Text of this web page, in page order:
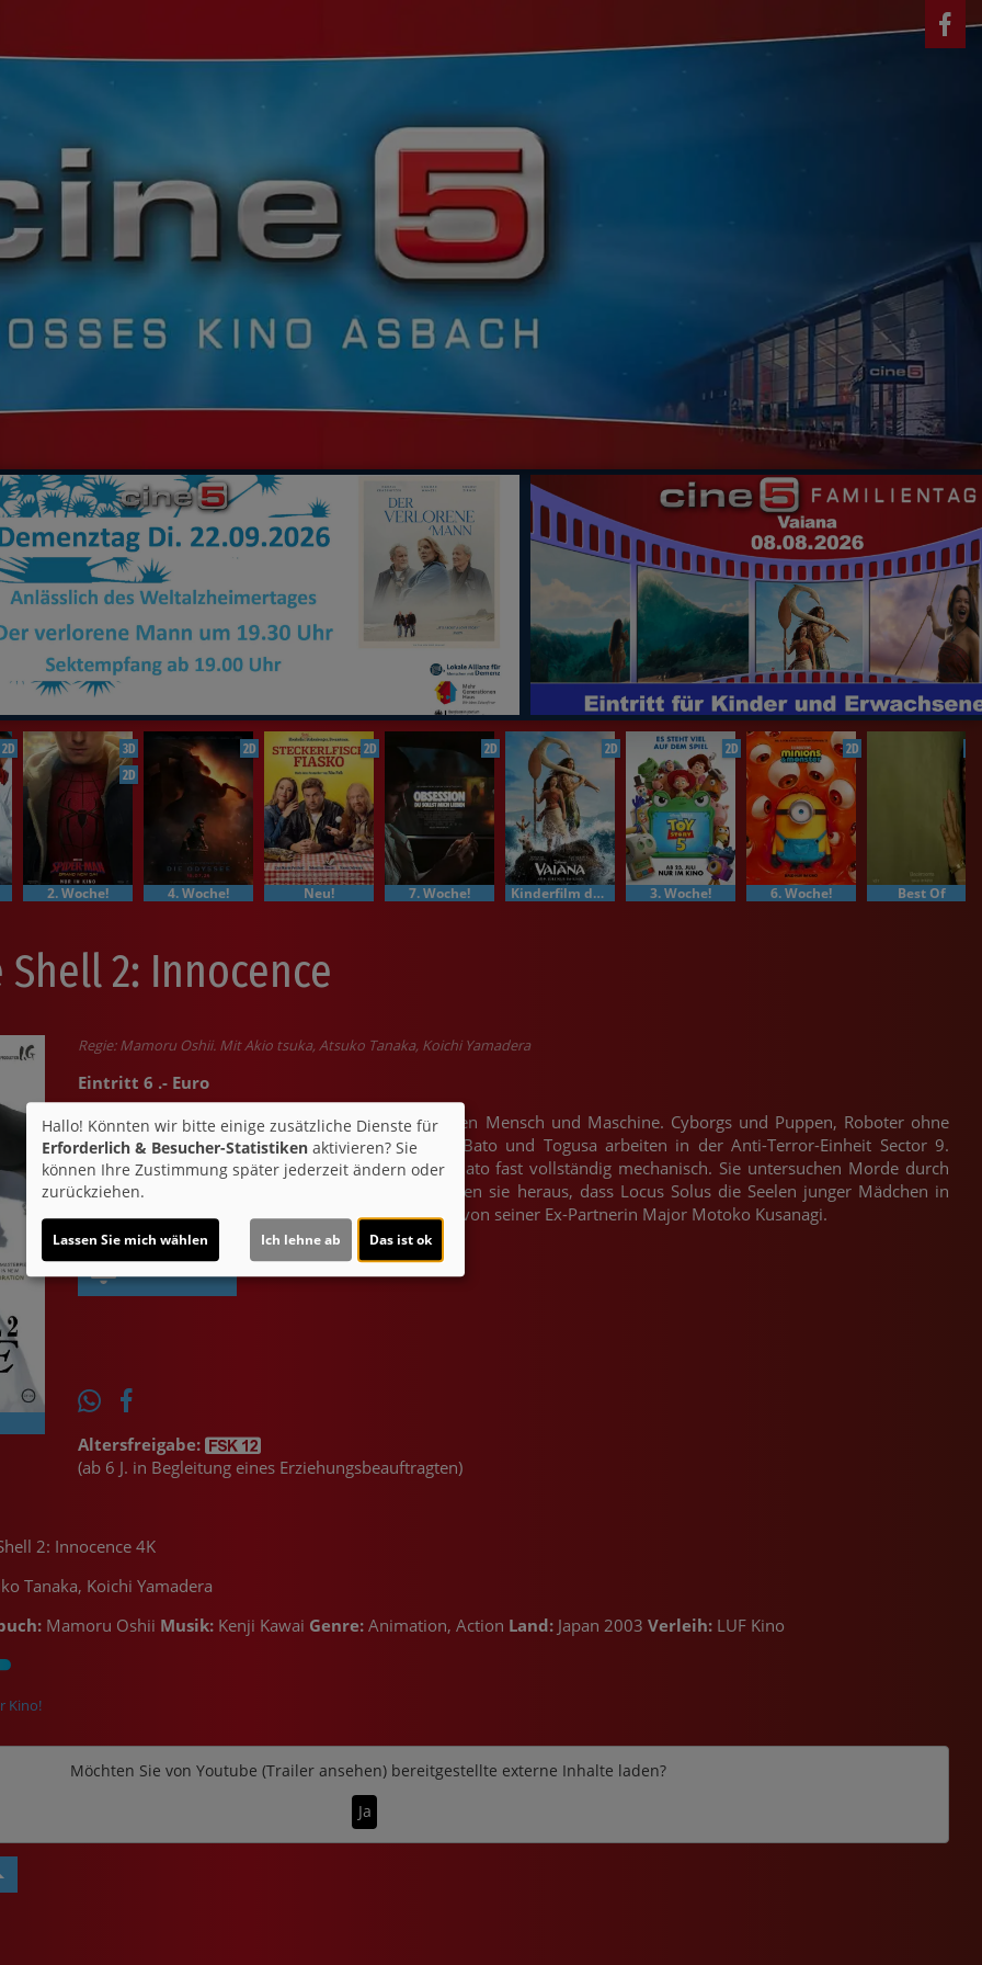
2D
3D
2D
2. Woche!
2D
4. Woche!
2D
Neu!
2D
7. Woche!
2D
Kinderfilm der Woche
2D
3. Woche!
2D
6. Woche! Best Of
2: Innocence
Regie: Mamoru Oshii. Mit Akio tsuka, Atsuko Tanaka, Koichi Yamadera
Eintritt 6 .- Euro
Im Jahr 2032 verschwimmen die Grenzen zwischen Mensch und Maschine. Cyborgs und Puppen, Roboter ohne
menschliche Merkmale, existieren. Die Ermittler Bato und Togusa arbeiten in der Anti-Terror-Einheit Sector 9.
Während Togusa größtenteils menschlich ist, ist Bato fast vollständig mechanisch. Sie untersuchen Morde durch
weibliche Puppen. Mit Hilfe des Hackers Kim finden sie heraus, dass Locus Solus die Seelen junger Mädchen in
Puppen transferiert hat. Bato erhält Unterstützung von seiner Ex-Partnerin Major Motoko Kusanagi.
Ticket-Alarm
Altersfreigabe:
(ab 6 J. in Begleitung eines Erziehungsbeauftragten)
2: Innocence 4K
Tanaka, Koichi Yamadera
Mamoru Oshii Musik: Kenji Kawai Genre: Animation, Action Land: Japan 2003 Verleih: LUF Kino
Kino!
Möchten Sie von Youtube (Trailer ansehen) bereitgestellte externe Inhalte laden?
Ja
Hallo! Könnten wir bitte einige zusätzliche Dienste für
Erforderlich & Besucher-Statistiken aktivieren? Sie
können Ihre Zustimmung später jederzeit ändern oder
zurückziehen.
Lassen Sie mich wählen Ich lehne ab Das ist ok